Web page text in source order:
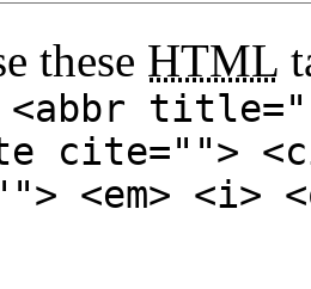
these HTML
cite="">
<em>